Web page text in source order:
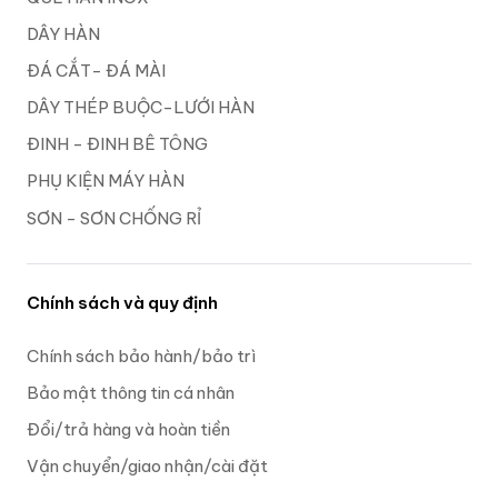
DÂY HÀN
ĐÁ CẮT- ĐÁ MÀI
DÂY THÉP BUỘC-LƯỚI HÀN
ĐINH - ĐINH BÊ TÔNG
PHỤ KIỆN MÁY HÀN
SƠN - SƠN CHỐNG RỈ
Chính sách và quy định
Chính sách bảo hành/bảo trì
Bảo mật thông tin cá nhân
Đổi/trả hàng và hoàn tiền
Vận chuyển/giao nhận/cài đặt